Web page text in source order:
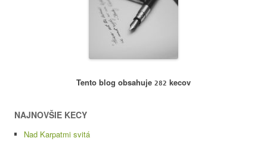
Tento blog obsahuje 282 kecov
NAJNOVŠIE KECY
Nad Karpatmi svitá